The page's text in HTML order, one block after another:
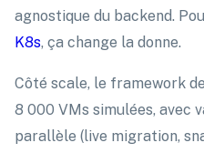
agnostique du backend.
K8s, ça change la donne.
Côté scale, le framework
8 000 VMs simulées, avec
parallèle (live migration,